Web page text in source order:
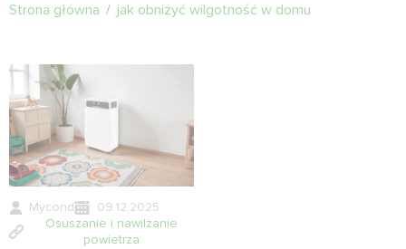
Strona główna / jak obniżyć wilgotność w domu
Mycond
09.12.2025
Osuszanie i nawilżanie
powietrza